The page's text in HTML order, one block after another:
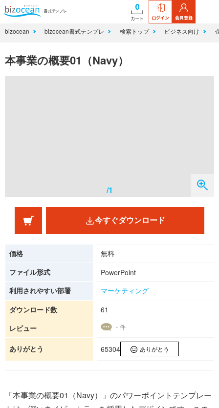
0
カート ログイン 会員登録
bizocean bizocean書式テンプレ 検索トップ ビジネス向け
本事業の概要01（Navy）
/1
今すぐダウンロード
価格
無料
ファイル形式
PowerPoint
利用されやすい部署
マーケティング
ダウンロード数
61
レビュー
- 件
ありがとう 65304 ありがとう
「本事業の概要01（Navy）」のパワーポイントテンプレー